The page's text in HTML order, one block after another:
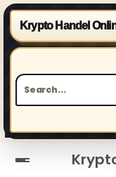
Krypto Handel